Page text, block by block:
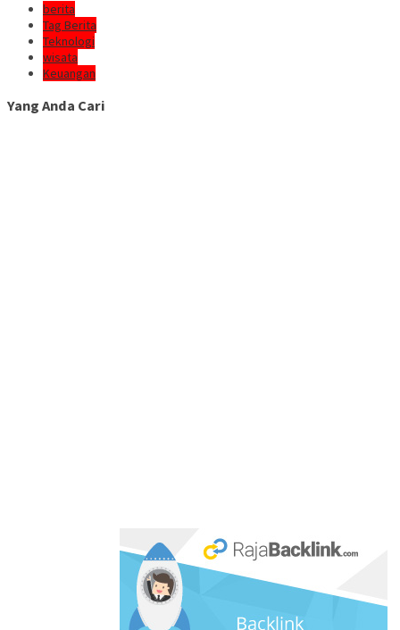
berita
Tag Berita
Teknologi
wisata
Keuangan
Yang Anda Cari